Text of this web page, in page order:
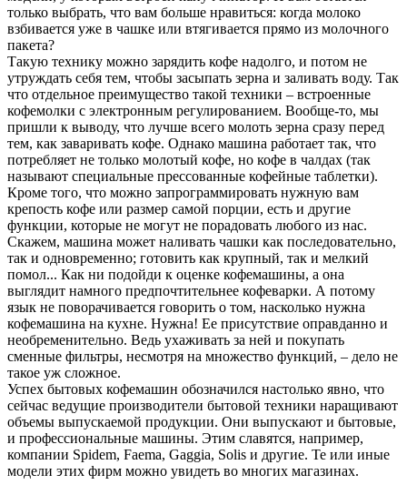
только выбрать, что вам больше нравиться: когда молоко
взбивается уже в чашке или втягивается прямо из молочного
пакета?
Такую технику можно зарядить кофе надолго, и потом не
утруждать себя тем, чтобы засыпать зерна и заливать воду. Так
что отдельное преимущество такой техники – встроенные
кофемолки с электронным регулированием. Вообще-то, мы
пришли к выводу, что лучше всего молоть зерна сразу перед
тем, как заваривать кофе. Однако машина работает так, что
потребляет не только молотый кофе, но кофе в чалдах (так
называют специальные прессованные кофейные таблетки).
Кроме того, что можно запрограммировать нужную вам
крепость кофе или размер самой порции, есть и другие
функции, которые не могут не порадовать любого из нас.
Скажем, машина может наливать чашки как последовательно,
так и одновременно; готовить как крупный, так и мелкий
помол... Как ни подойди к оценке кофемашины, а она
выглядит намного предпочтительнее кофеварки. А потому
язык не поворачивается говорить о том, насколько нужна
кофемашина на кухне. Нужна! Ее присутствие оправданно и
необременительно. Ведь ухаживать за ней и покупать
сменные фильтры, несмотря на множество функций, – дело не
такое уж сложное.
Успех бытовых кофемашин обозначился настолько явно, что
сейчас ведущие производители бытовой техники наращивают
объемы выпускаемой продукции. Они выпускают и бытовые,
и профессиональные машины. Этим славятся, например,
компании Spidem, Faema, Gaggia, Solis и другие. Те или иные
модели этих фирм можно увидеть во многих магазинах.